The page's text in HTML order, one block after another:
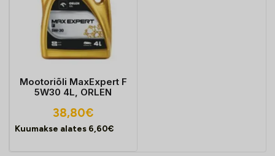
Mootoriõli MaxExpert F
5W30 4L, ORLEN
38,80€
Kuumakse alates 6,60€